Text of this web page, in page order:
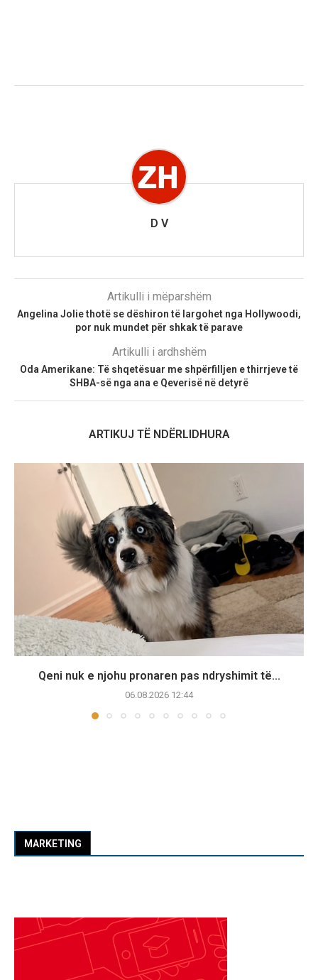
D V
Artikulli i mëparshëm
Angelina Jolie thotë se dëshiron të largohet nga Hollywoodi,
por nuk mundet për shkak të parave
Artikulli i ardhshëm
Oda Amerikane: Të shqetësuar me shpërfilljen e thirrjeve të
SHBA-së nga ana e Qeverisë në detyrë
ARTIKUJ TË NDËRLIDHURA
Qeni nuk e njohu pronaren pas ndryshimit të...
06.08.2026 12:44
MARKETING